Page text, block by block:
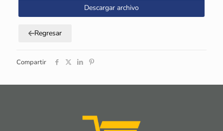
Descargar archivo
Regresar
Compartir